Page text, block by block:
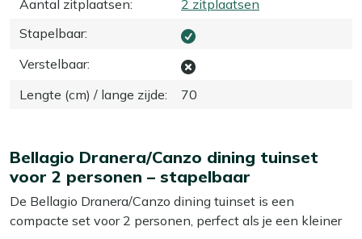
Aantal zitplaatsen:
2 zitplaatsen
Stapelbaar:
Verstelbaar:
Lengte (cm) / lange zijde: 70
Bellagio Dranera/Canzo dining tuinset
voor 2 personen – stapelbaar
De Bellagio Dranera/Canzo dining tuinset is een
compacte set voor 2 personen, perfect als je een kleiner